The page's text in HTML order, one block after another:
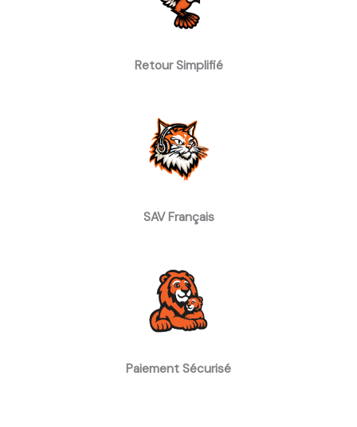
Retour Simplifié
SAV Français
Paiement Sécurisé